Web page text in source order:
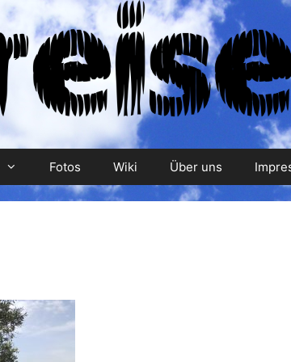
Fotos Wiki Über uns